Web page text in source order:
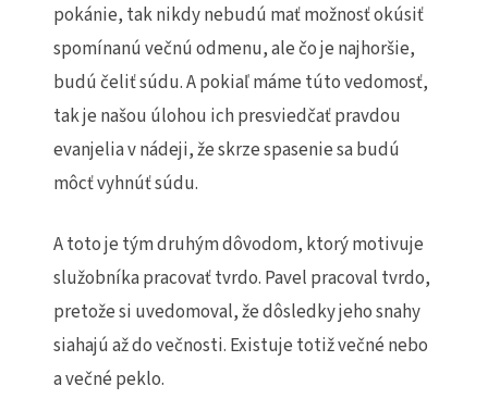
pokánie, tak nikdy nebudú mať možnosť okúsiť
spomínanú večnú odmenu, ale čo je najhoršie,
budú čeliť súdu. A pokiaľ máme túto vedomosť,
tak je našou úlohou ich presviedčať pravdou
evanjelia v nádeji, že skrze spasenie sa budú
môcť vyhnúť súdu.
A toto je tým druhým dôvodom, ktorý motivuje
služobníka pracovať tvrdo. Pavel pracoval tvrdo,
pretože si uvedomoval, že dôsledky jeho snahy
siahajú až do večnosti. Existuje totiž večné nebo
a večné peklo.